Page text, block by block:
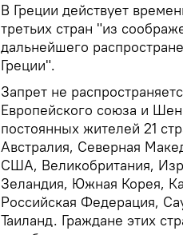
В Греции действует
третьих стран "из
дальнейшего
Греции".
Запрет не
Европейского союза и
постоянных жителей 21
Австралия, Северная
США, Великобритания,
Зеландия, Южная Корея,
Российская Федерация,
Таиланд. Граждане этих